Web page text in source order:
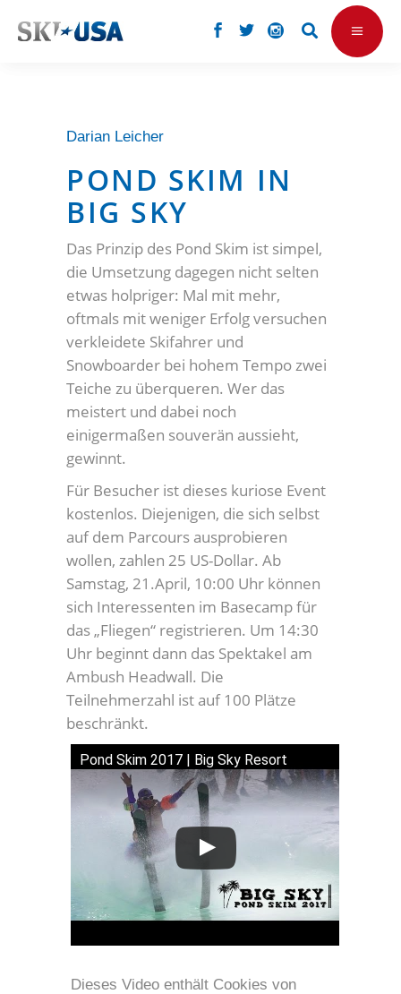
Darian Leicher
POND SKIM IN
BIG SKY
Das Prinzip des Pond Skim ist simpel,
die Umsetzung dagegen nicht selten
etwas holpriger: Mal mit mehr,
oftmals mit weniger Erfolg versuchen
verkleidete Skifahrer und
Snowboarder bei hohem Tempo zwei
Teiche zu überqueren. Wer das
meistert und dabei noch
einigermaßen souverän aussieht,
gewinnt.
Für Besucher ist dieses kuriose Event
kostenlos. Diejenigen, die sich selbst
auf dem Parcours ausprobieren
wollen, zahlen 25 US-Dollar. Ab
Samstag, 21.April, 10:00 Uhr können
sich Interessenten im Basecamp für
das „Fliegen“ registrieren. Um 14:30
Uhr beginnt dann das Spektakel am
Ambush Headwall. Die
Teilnehmerzahl ist auf 100 Plätze
beschränkt.
Pond Skim 2017 | Big Sky Resort
Dieses Video enthält Cookies von